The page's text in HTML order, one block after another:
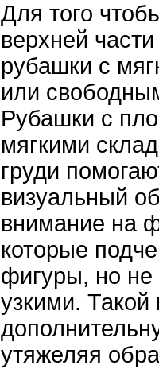
Для того
верхней
рубашки с
или
Рубашки с
мягкими
груди
визуальный
внимание на
которые
фигуры, но
узкими. Такой
утяжеляя